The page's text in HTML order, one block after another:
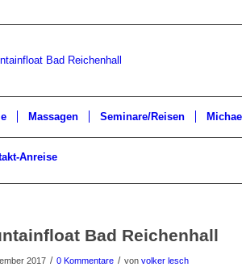
Massagen Seminare/Reisen
Anreise
Bad Reichenhall
2017 / 0 Kommentare / von volker lesch